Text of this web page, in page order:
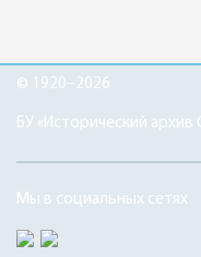
© 1920–2026
БУ «Исторический архив
Мы в социальных сетях